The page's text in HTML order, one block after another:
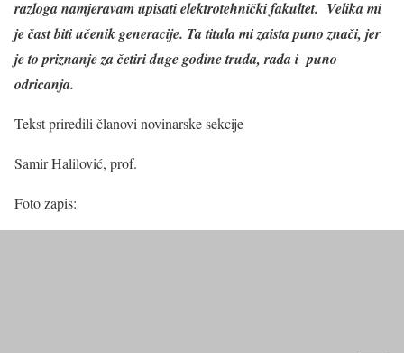
razloga namjeravam upisati elektrotehnički fakultet. Velika mi
je čast biti učenik generacije. Ta titula mi zaista puno znači, jer
je to priznanje za četiri duge godine truda, rada i puno
odricanja.
Tekst priredili članovi novinarske sekcije
Samir Halilović, prof.
Foto zapis: